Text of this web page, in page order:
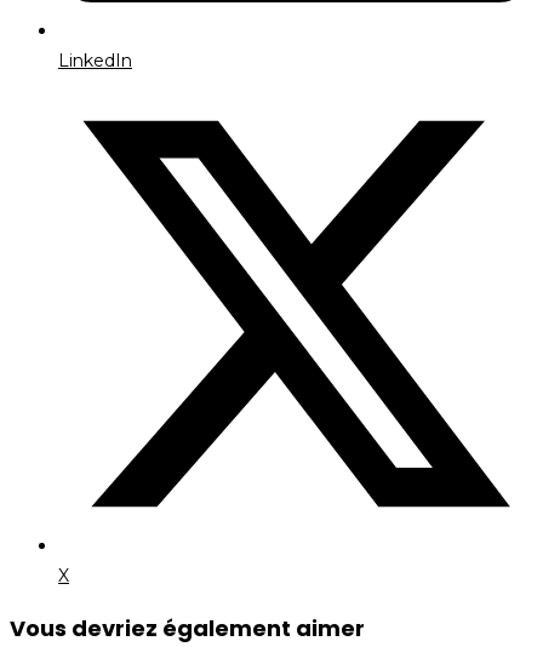
LinkedIn
X
Vous devriez également aimer